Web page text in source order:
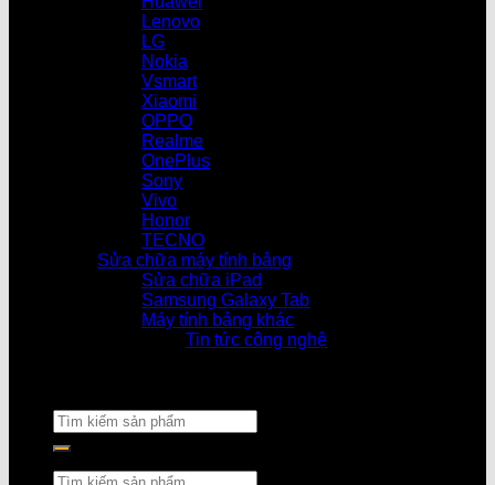
Lenovo
LG
Nokia
Vsmart
Xiaomi
OPPO
Realme
OnePlus
Sony
Vivo
Honor
TECNO
Sửa chữa máy tính bảng
Sửa chữa iPad
Samsung Galaxy Tab
Máy tính bảng khác
Tin tức công nghệ